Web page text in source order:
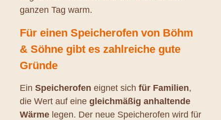
ganzen Tag warm.
Für einen Speicherofen von Böhm
& Söhne gibt es zahlreiche gute
Gründe
Ein Speicherofen eignet sich für Familien,
die Wert auf eine gleichmäßig anhaltende
Wärme legen. Der neue Speicherofen wird für